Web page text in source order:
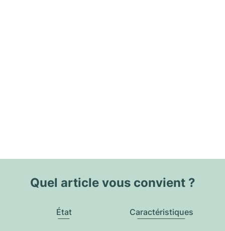
Quel article vous convient ?
État Caractéristiques